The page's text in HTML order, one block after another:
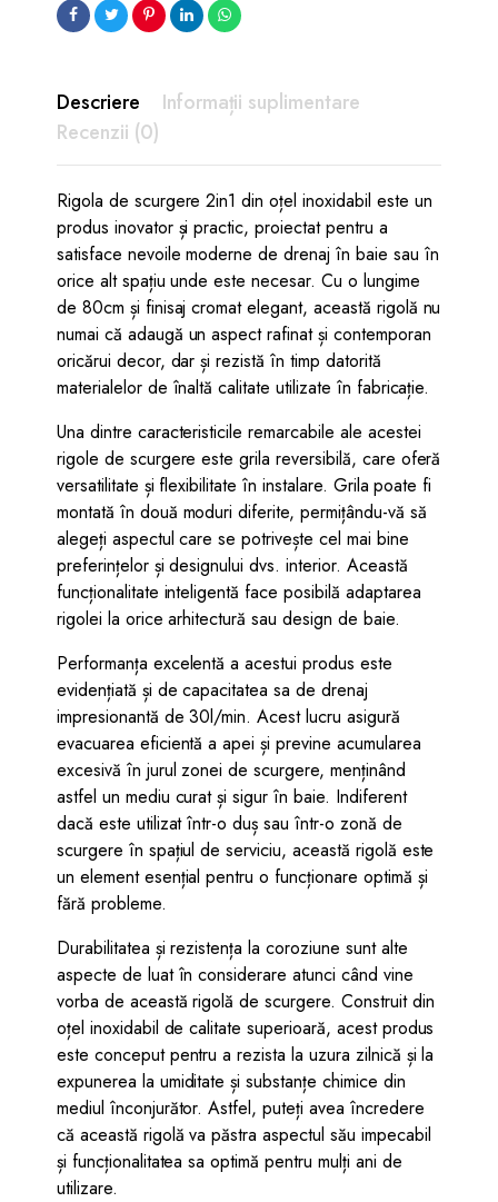
Crom
quantity
Descriere
Informații suplimentare
Recenzii (0)
Rigola de scurgere 2in1 din oțel inoxidabil este un
produs inovator și practic, proiectat pentru a
satisface nevoile moderne de drenaj în baie sau în
orice alt spațiu unde este necesar. Cu o lungime
de 80cm și finisaj cromat elegant, această rigolă nu
numai că adaugă un aspect rafinat și contemporan
oricărui decor, dar și rezistă în timp datorită
materialelor de înaltă calitate utilizate în fabricație.
Una dintre caracteristicile remarcabile ale acestei
rigole de scurgere este grila reversibilă, care oferă
versatilitate și flexibilitate în instalare. Grila poate fi
montată în două moduri diferite, permițându-vă să
alegeți aspectul care se potrivește cel mai bine
preferințelor și designului dvs. interior. Această
funcționalitate inteligentă face posibilă adaptarea
rigolei la orice arhitectură sau design de baie.
Performanța excelentă a acestui produs este
evidențiată și de capacitatea sa de drenaj
impresionantă de 30l/min. Acest lucru asigură
evacuarea eficientă a apei și previne acumularea
excesivă în jurul zonei de scurgere, menținând
astfel un mediu curat și sigur în baie. Indiferent
dacă este utilizat într-o duș sau într-o zonă de
scurgere în spațiul de serviciu, această rigolă este
un element esențial pentru o funcționare optimă și
fără probleme.
Durabilitatea și rezistența la coroziune sunt alte
aspecte de luat în considerare atunci când vine
vorba de această rigolă de scurgere. Construit din
oțel inoxidabil de calitate superioară, acest produs
este conceput pentru a rezista la uzura zilnică și la
expunerea la umiditate și substanțe chimice din
mediul înconjurător. Astfel, puteți avea încredere
că această rigolă va păstra aspectul său impecabil
și funcționalitatea sa optimă pentru mulți ani de
utilizare.